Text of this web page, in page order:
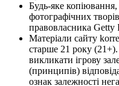
Будь-яке
фотографічних
правовласника Getty
Матеріали сайту
старше 21 року
викликати ігрову
(принципів)
ознак залежності